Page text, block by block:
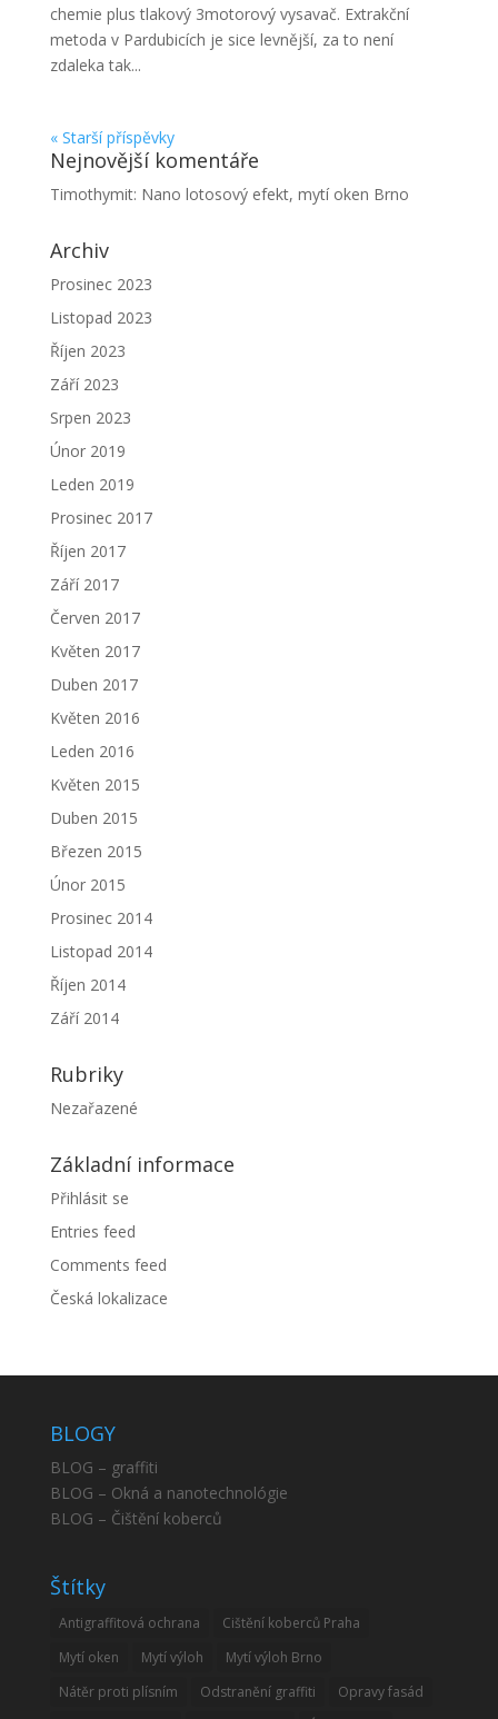
chemie plus tlakový 3motorový vysavač. Extrakční
metoda v Pardubicích je sice levnější, za to není
zdaleka tak...
« Starší příspěvky
Nejnovější komentáře
Timothymit: Nano lotosový efekt, mytí oken Brno
Archiv
Prosinec 2023
Listopad 2023
Říjen 2023
Září 2023
Srpen 2023
Únor 2019
Leden 2019
Prosinec 2017
Říjen 2017
Září 2017
Červen 2017
Květen 2017
Duben 2017
Květen 2016
Leden 2016
Květen 2015
Duben 2015
Březen 2015
Únor 2015
Prosinec 2014
Listopad 2014
Říjen 2014
Září 2014
Rubriky
Nezařazené
Základní informace
Přihlásit se
Entries feed
Comments feed
Česká lokalizace
BLOGY
BLOG – graffiti
BLOG – Okná a nanotechnológie
BLOG – Čištění koberců
Štítky
Antigraffitová ochrana
Cištění koberců Praha
Mytí oken
Mytí výloh
Mytí výloh Brno
Nátěr proti plísním
Odstranění graffiti
Opravy fasád